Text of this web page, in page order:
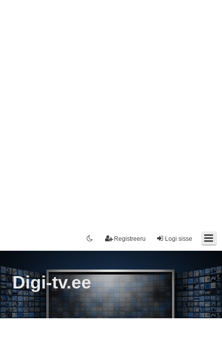
Logi sisse
Registreeru
Digi-tv.ee